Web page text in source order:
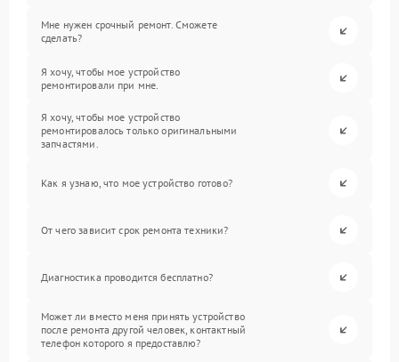
Мне нужен срочный ремонт. Сможете
сделать?
Я хочу, чтобы мое устройство
ремонтировали при мне.
Я хочу, чтобы мое устройство
ремонтировалось только оригинальными
запчастями.
Как я узнаю, что мое устройство готово?
От чего зависит срок ремонта техники?
Диагностика проводится бесплатно?
Может ли вместо меня принять устройство
после ремонта другой человек, контактный
телефон которого я предоставлю?